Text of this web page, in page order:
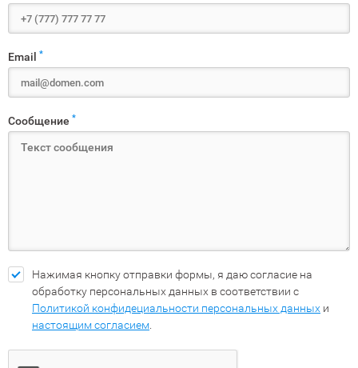
Email *
Сообщение *
Нажимая кнопку отправки формы, я даю согласие на
обработку персональных данных в соответствии с
Политикой конфидециальности персональных данных и
настоящим согласием